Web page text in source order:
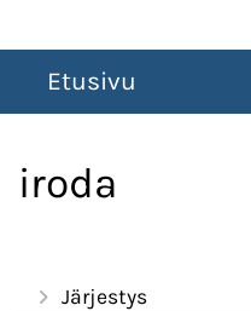
Etusivu
iroda
Järjestys